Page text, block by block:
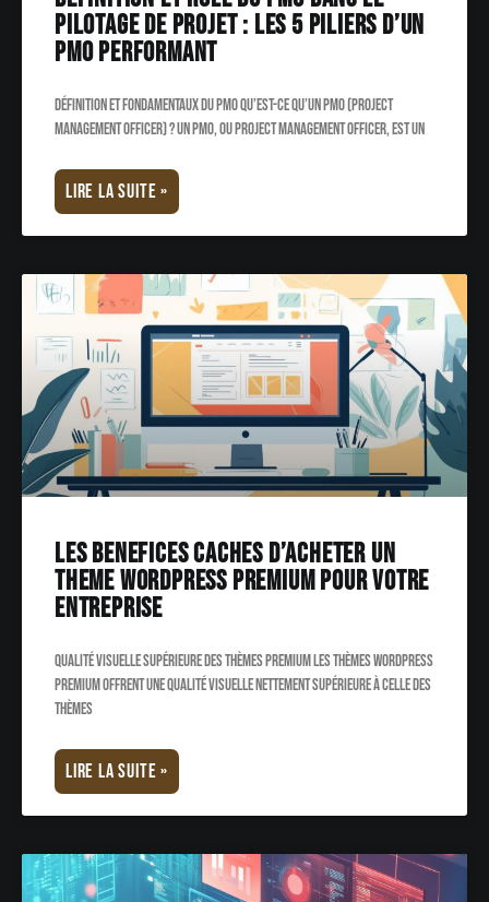
pilotage de projet : Les 5 piliers d’un
PMO performant
Définition et fondamentaux du PMO Qu’est-ce qu’un pmo (project
management officer) ? Un PMO, ou Project Management Officer, est un
LIRE LA SUITE »
Les benefices caches d’acheter un
theme WordPress Premium pour votre
entreprise
Qualité visuelle supérieure des thèmes Premium Les thèmes WordPress
Premium offrent une qualité visuelle nettement supérieure à celle des
thèmes
LIRE LA SUITE »